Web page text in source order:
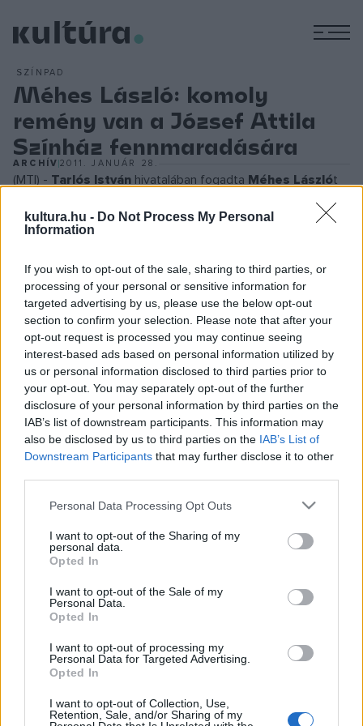
kultura.hu - Do Not Process My Personal
Information
If you wish to opt-out of the sale, sharing to third parties, or
processing of your personal or sensitive information for
targeted advertising by us, please use the below opt-out
section to confirm your selection. Please note that after your
opt-out request is processed you may continue seeing
interest-based ads based on personal information utilized by
us or personal information disclosed to third parties prior to
your opt-out. You may separately opt-out of the further
disclosure of your personal information by third parties on the
IAB’s list of downstream participants. This information may
also be disclosed by us to third parties on the IAB’s List of
Downstream Participants that may further disclose it to other
Please note that this website/app uses one or more Google
not limited to your visit or usage behaviour. You may click to
grant or deny consent to Google and its third-party tags to
use your data for below specified purposes in below Google
consent section.
Personal Data Processing Opt Outs
I want to opt-out of the Sharing of my
personal data.
Opted In
I want to opt-out of the Sale of my
Personal Data.
Opted In
I want to opt-out of processing my
Personal Data for Targeted Advertising.
Opted In
I want to opt-out of Collection, Use,
Retention, Sale, and/or Sharing of my
SZÍNPAD
Méhes László: komoly
remény van a József Attila
Színház fennmaradására
ARCHÍV2011. JANUÁR 28.
(MTI) - Tarlós István hivatalában fogadta Méhes Lászlót
színművészt. Az angyalföldi színház vezetése azért kért
hetek hírei alapján felmerült, hogy az intézményt a
költségvetési támogatás jelentős mértékű elvonása miatt a
bezárás veszélye fenyegeti.
A csaknem egyórás tárgyaláson a főpolgármester
bejelentette, hogy a főváros vezetése nem tervezi a
színház bezárását. Méhes László az elhangzottakat
értékelve úgy látja: "komoly remény van arra, hogy a József
működhet tovább".
A részletekről a színház az írásos megállapodás
megszületése után, a jövő héten tájékoztatja a
nyilvánosságot.
MEGOSZTÁS